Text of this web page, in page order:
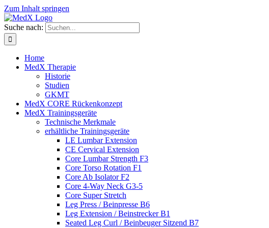
Zum Inhalt springen
Suche nach:
Home
MedX Therapie
Historie
Studien
GKMT
MedX CORE Rückenkonzept
MedX Trainingsgeräte
Technische Merkmale
erhältliche Trainingsgeräte
LE Lumbar Extension
CE Cervical Extension
Core Lumbar Strength F3
Core Torso Rotation F1
Core Ab Isolator F2
Core 4-Way Neck G3-5
Core Super Stretch
Leg Press / Beinpresse B6
Leg Extension / Beinstrecker B1
Seated Leg Curl / Beinbeuger Sitzend B7